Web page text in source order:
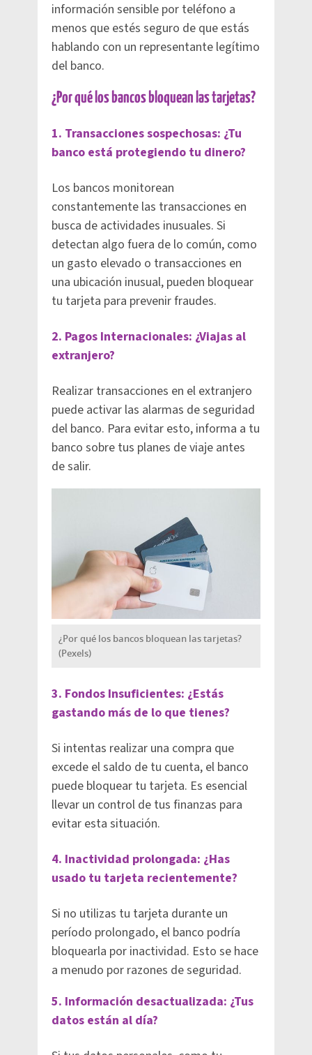
información sensible por teléfono a
menos que estés seguro de que estás
hablando con un representante legítimo
del banco.
¿Por qué los bancos bloquean las tarjetas?
1. Transacciones sospechosas: ¿Tu
banco está protegiendo tu dinero?
Los bancos monitorean
constantemente las transacciones en
busca de actividades inusuales. Si
detectan algo fuera de lo común, como
un gasto elevado o transacciones en
una ubicación inusual, pueden bloquear
tu tarjeta para prevenir fraudes.
2. Pagos Internacionales: ¿Viajas al
extranjero?
Realizar transacciones en el extranjero
puede activar las alarmas de seguridad
del banco. Para evitar esto, informa a tu
banco sobre tus planes de viaje antes
de salir.
¿Por qué los bancos bloquean las tarjetas?
(Pexels)
3. Fondos Insuficientes: ¿Estás
gastando más de lo que tienes?
Si intentas realizar una compra que
excede el saldo de tu cuenta, el banco
puede bloquear tu tarjeta. Es esencial
llevar un control de tus finanzas para
evitar esta situación.
4. Inactividad prolongada: ¿Has
usado tu tarjeta recientemente?
Si no utilizas tu tarjeta durante un
período prolongado, el banco podría
bloquearla por inactividad. Esto se hace
a menudo por razones de seguridad.
5. Información desactualizada: ¿Tus
datos están al día?